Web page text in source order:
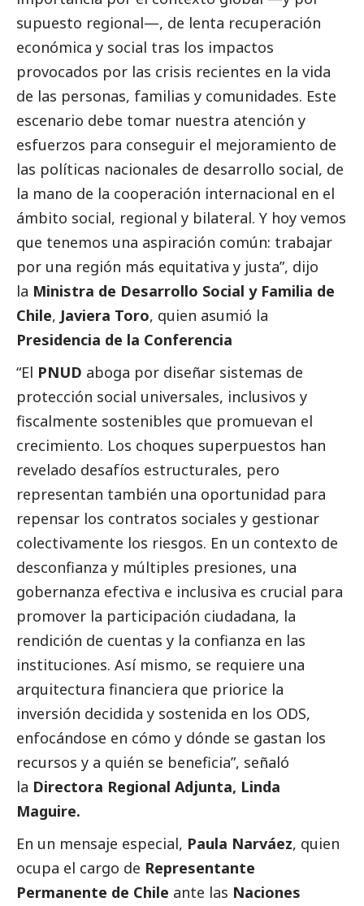
supuesto regional—, de lenta recuperación
económica y social tras los impactos
provocados por las crisis recientes en la vida
de las personas, familias y comunidades. Este
escenario debe tomar nuestra atención y
esfuerzos para conseguir el mejoramiento de
las políticas nacionales de desarrollo social, de
la mano de la cooperación internacional en el
ámbito social, regional y bilateral. Y hoy vemos
que tenemos una aspiración común: trabajar
por una región más equitativa y justa”, dijo
la Ministra de Desarrollo Social y Familia de
Chile, Javiera Toro, quien asumió la
Presidencia de la Conferencia
“El PNUD aboga por diseñar sistemas de
protección social universales, inclusivos y
fiscalmente sostenibles que promuevan el
crecimiento. Los choques superpuestos han
revelado desafíos estructurales, pero
representan también una oportunidad para
repensar los contratos sociales y gestionar
colectivamente los riesgos. En un contexto de
desconfianza y múltiples presiones, una
gobernanza efectiva e inclusiva es crucial para
promover la participación ciudadana, la
rendición de cuentas y la confianza en las
instituciones. Así mismo, se requiere una
arquitectura financiera que priorice la
inversión decidida y sostenida en los ODS,
enfocándose en cómo y dónde se gastan los
recursos y a quién se beneficia”, señaló
la Directora Regional Adjunta, Linda
Maguire.
En un mensaje especial, Paula Narváez, quien
ocupa el cargo de Representante
Permanente de Chile ante las Naciones